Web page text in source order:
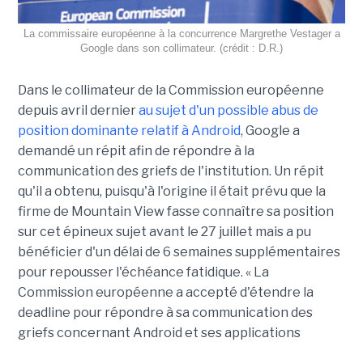
La commissaire européenne à la concurrence Margrethe Vestager a
Google dans son collimateur. (crédit : D.R.)
Dans le collimateur de la Commission européenne
depuis avril dernierau sujet d'un possible abus de
position dominante relatif à Android, Google a
demandé un répit afin de répondre à la
communication des griefs de l'institution. Un répit
qu'il a obtenu, puisqu'à l'origine il était prévu que la
firme de Mountain View fasse connaître sa position
sur cet épineux sujet avant le 27 juillet mais a pu
bénéficier d'un délai de 6 semaines supplémentaires
pour repousser l'échéance fatidique. « La
Commission européenne a accepté d'étendre la
deadline pour répondre à sa communication des
griefs concernant Android et ses applications